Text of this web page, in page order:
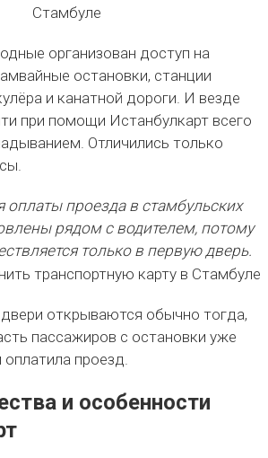
организован доступ на
остановки, станции
и канатной дороги. И везде
при помощи Истанбулкарт всего
Отличились только
оплаты проезда в стамбульских
рядом с водителем, потому
только в первую дверь.
открываются обычно тогда,
пассажиров с остановки уже
проезд.
и особенности